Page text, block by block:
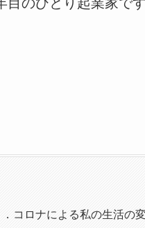
．コロナによる私の生活の